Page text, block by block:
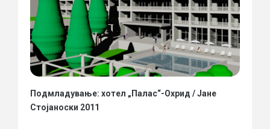
Подмладување: хотел „Палас“-Охрид / Јане
Стојаноски 2011